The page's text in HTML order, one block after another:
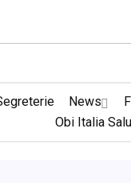
News
Obi Italia